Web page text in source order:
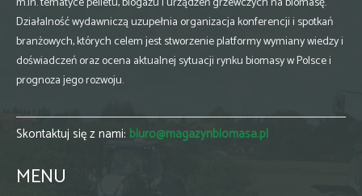
Działalność wydawniczą uzupełnia organizacja konferencji i spotkań
branżowych, których celem jest stworzenie platformy wymiany wiedzy i
doświadczeń oraz ocena aktualnej sytuacji rynku biomasy w Polsce i
prognoza jego rozwoju.
Skontaktuj się z nami: biuro@magazynbiomasa.pl
MENU